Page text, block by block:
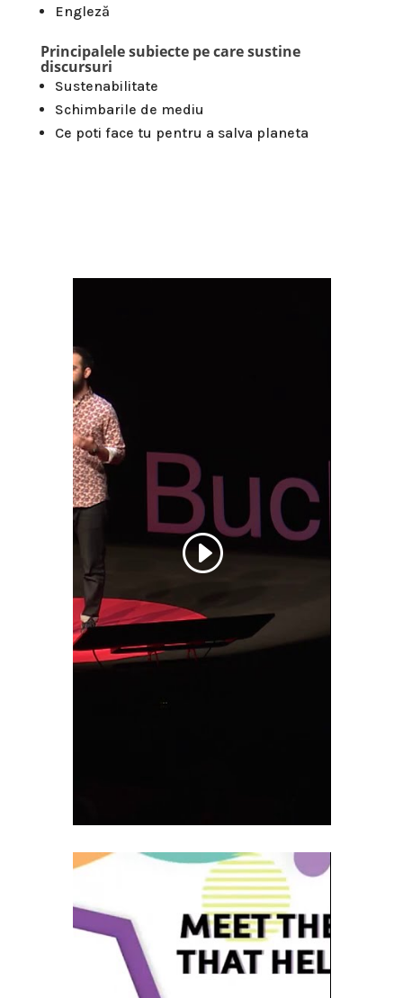
Engleză
Principalele subiecte pe care sustine
discursuri
Sustenabilitate
Schimbarile de mediu
Ce poti face tu pentru a salva planeta